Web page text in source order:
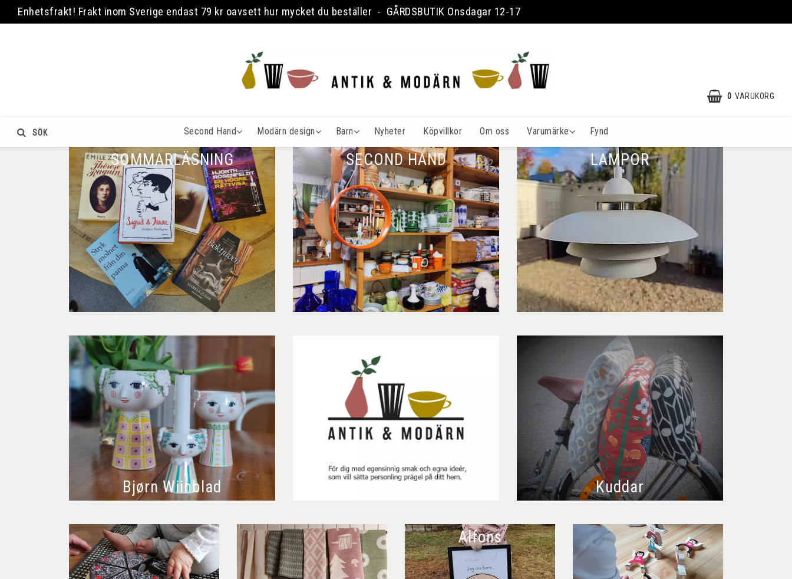
Enhetsfrakt! Frakt inom Sverige endast 79 kr oavsett hur mycket du beställer - GÅRDSBUTIK Onsdagar 12-17
0 VARUKORG
Second Hand Modärn design Barn Nyheter Köpvillkor Om oss Varumärke Fynd
SÖK
SOMMARLÄSNING SECOND HAND LAMPOR
Bjørn Wiinblad Kuddar
Alfons